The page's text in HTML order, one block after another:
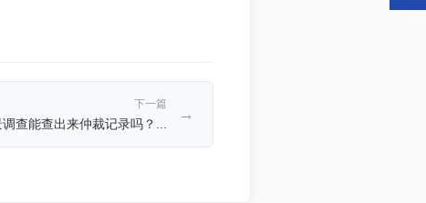
下一篇
查能查出来仲裁记录吗？...
→